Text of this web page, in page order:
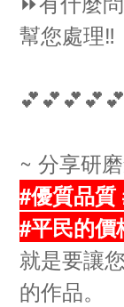
幫您處理‼️
~ 分享研
#優質品質
#平民的價
就是要讓
的作品。